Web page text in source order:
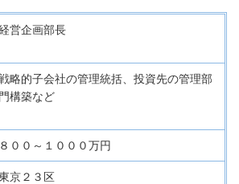
営企画部長
略的子会社の管理統括、投資先の管理部
門構築など
８００～１０００万円
京２３区